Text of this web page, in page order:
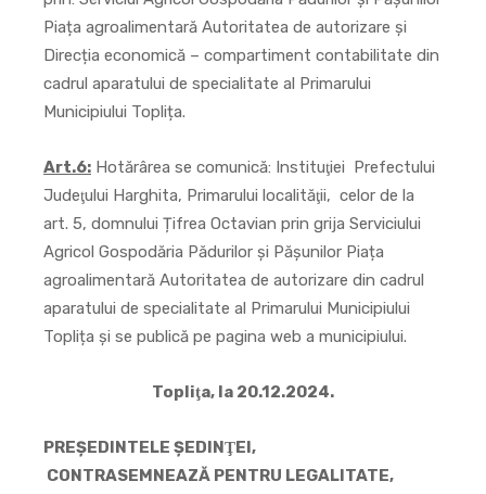
Piața agroalimentară Autoritatea de autorizare și
Direcția economică – compartiment contabilitate din
cadrul aparatului de specialitate al Primarului
Municipiului Toplița.
Art.6: Hotărârea se comunică: Instituţiei Prefectului
Judeţului Harghita, Primarului localităţii, celor de la
art. 5, domnului Țifrea Octavian prin grija Serviciului
Agricol Gospodăria Pădurilor și Pășunilor Piața
agroalimentară Autoritatea de autorizare din cadrul
aparatului de specialitate al Primarului Municipiului
Toplița şi se publică pe pagina web a municipiului.
Topliţa, la 20.12.2024.
PREŞEDINTELE ŞEDINŢEI,
CONTRASEMNEAZĂ PENTRU LEGALITATE,